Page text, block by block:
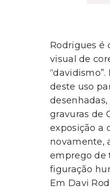
Rodrigues é
visual de
deste uso
gravuras de
exposição a
novamente,
emprego de
figuração
Em Davi